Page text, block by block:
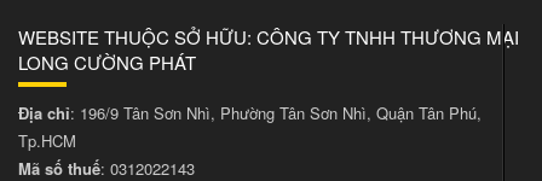
WEBSITE THUỘC SỞ HỮU: CÔNG TY TNHH THƯƠNG MẠI
LONG CƯỜNG PHÁT
Địa chỉ: 196/9 Tân Sơn Nhì, Phường Tân Sơn Nhì, Quận Tân Phú,
Tp.HCM
Mã số thuế: 0312022143